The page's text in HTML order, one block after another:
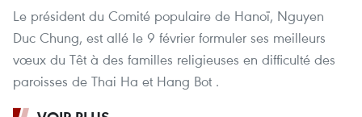
Le président du Comité populaire de Hanoï, Nguyen
Duc Chung, est allé le 9 février formuler ses meilleurs
vœux du Têt à des familles religieuses en difficulté des
paroisses de Thai Ha et Hang Bot .